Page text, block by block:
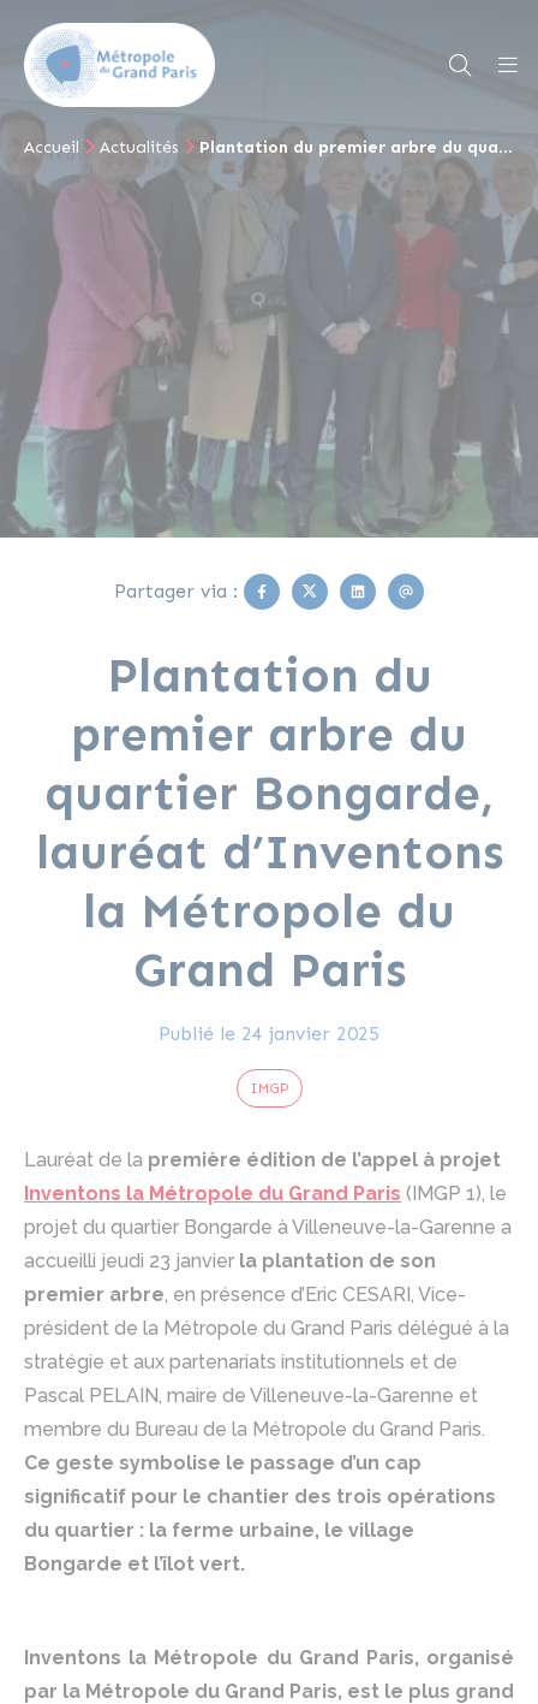
Accueil Actualités Plantation du premier arbre du quartier Bongarde, lauréat d’Inventons la Métropole du Grand Paris
Partager via : Facebook
TwitterLinkedinEmail
Plantation du
premier arbre du
quartier Bongarde,
lauréat d’Inventons
la Métropole du
Grand Paris
Publié le 24 janvier 2025
IMGP
Lauréat de la première édition de l’appel à projet
Inventons la Métropole du Grand Paris (IMGP 1), le
projet du quartier Bongarde à Villeneuve-la-Garenne a
accueilli jeudi 23 janvier la plantation de son
premier arbre, en présence d’Eric CESARI, Vice-
président de la Métropole du Grand Paris délégué à la
stratégie et aux partenariats institutionnels et de
Pascal PELAIN, maire de Villeneuve-la-Garenne et
membre du Bureau de la Métropole du Grand Paris.
Ce geste symbolise le passage d’un cap
significatif pour le chantier des trois opérations
du quartier : la ferme urbaine, le village
Bongarde et l’îlot vert.
Inventons la Métropole du Grand Paris, organisé
par la Métropole du Grand Paris, est le plus grand